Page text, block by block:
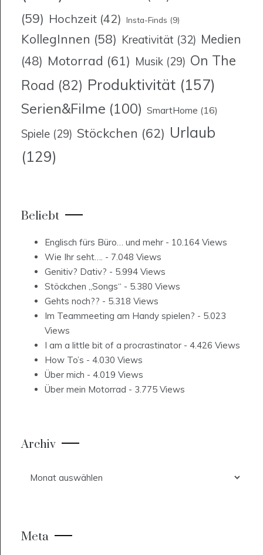
(59) Hochzeit (42) Insta-Finds (9)
KollegInnen (58) Kreativität (32) Medien
(48) Motorrad (61) Musik (29) On The
Road (82) Produktivität (157)
Serien&Filme (100) SmartHome (16)
Spiele (29) Stöckchen (62) Urlaub
(129)
Beliebt
Englisch fürs Büro… und mehr - 10.164 Views
Wie Ihr seht…. - 7.048 Views
Genitiv? Dativ? - 5.994 Views
Stöckchen „Songs“ - 5.380 Views
Gehts noch?? - 5.318 Views
Im Teammeeting am Handy spielen? - 5.023
Views
I am a little bit of a procrastinator - 4.426 Views
How To’s - 4.030 Views
Über mich - 4.019 Views
Über mein Motorrad - 3.775 Views
Archiv
Meta